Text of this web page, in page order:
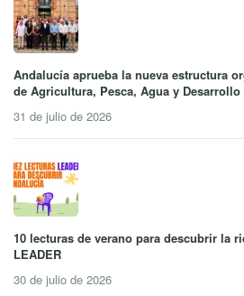
Andalucía aprueba la nueva estructura
de Agricultura, Pesca, Agua y Desarrollo
31 de julio de 2026
10 lecturas de verano para descubrir la
LEADER
30 de julio de 2026